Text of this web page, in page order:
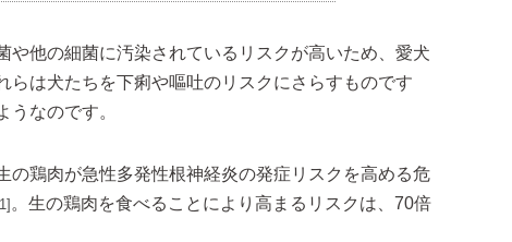
や他の細菌に汚染されているリスクが高いため、愛犬
らは犬たちを下痢や嘔吐のリスクにさらすものです
うなのです。
の鶏肉が急性多発性根神経炎の発症リスクを高める危
。生の鶏肉を食べることにより高まるリスクは、70倍